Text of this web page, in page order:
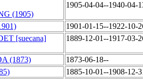
(1905)
1905-04-04--1940-04-
1901-01-15--1922-10-
[suecana]
1889-12-01--1917-03-
(1873)
1873-06-18--
1885-10-01--1908-12-